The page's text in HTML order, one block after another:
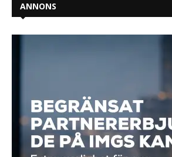
ANNONS